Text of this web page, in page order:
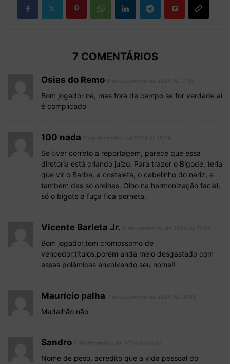
7 COMENTÁRIOS
Osias do Remo
Bom jogador né, mas fora de campo se for verdade aí
é complicado
100 nada
Se tiver correto a reportagem, parece que essa
diretória está criando juízo. Para trazer o Bigode, teria
que vir o Barba, a costeleta, o cabelinho do nariz, e
também das só orelhas. Olho na harmonização facial,
só o bigote a fuça fica perneta.
Vicente Barleta Jr.
Bom jogador,tem cromossomo de
vencedor,títulos,porém anda meio desgastado com
essas polêmicas envolvendo seu nome!!
Maurício palha
Medalhão não
Sandro
Nome de peso, acredito que a vida pessoal do